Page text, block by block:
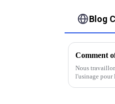
Blog
Nous
l'usinage pour